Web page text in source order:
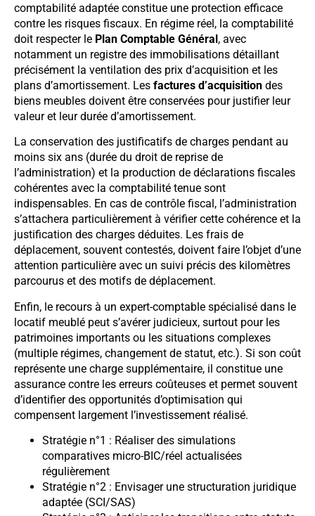
comptabilité adaptée constitue une protection efficace
contre les risques fiscaux. En régime réel, la comptabilité
doit respecter le Plan Comptable Général, avec
notamment un registre des immobilisations détaillant
précisément la ventilation des prix d’acquisition et les
plans d’amortissement. Les factures d’acquisition des
biens meubles doivent être conservées pour justifier leur
valeur et leur durée d’amortissement.
La conservation des justificatifs de charges pendant au
moins six ans (durée du droit de reprise de
l’administration) et la production de déclarations fiscales
cohérentes avec la comptabilité tenue sont
indispensables. En cas de contrôle fiscal, l’administration
s’attachera particulièrement à vérifier cette cohérence et la
justification des charges déduites. Les frais de
déplacement, souvent contestés, doivent faire l’objet d’une
attention particulière avec un suivi précis des kilomètres
parcourus et des motifs de déplacement.
Enfin, le recours à un expert-comptable spécialisé dans le
locatif meublé peut s’avérer judicieux, surtout pour les
patrimoines importants ou les situations complexes
(multiple régimes, changement de statut, etc.). Si son coût
représente une charge supplémentaire, il constitue une
assurance contre les erreurs coûteuses et permet souvent
d’identifier des opportunités d’optimisation qui
compensent largement l’investissement réalisé.
Stratégie n°1 : Réaliser des simulations
comparatives micro-BIC/réel actualisées
régulièrement
Stratégie n°2 : Envisager une structuration juridique
adaptée (SCI/SAS)